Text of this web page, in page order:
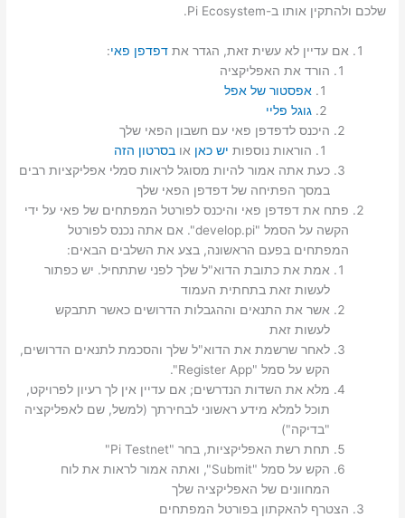
שלכם ולהתקין אותו ב-Pi Ecosystem.
אם עדיין לא עשית זאת, הגדר אתדפדפן פאי:
הורד את האפליקציה
אפסטור של אפל
גוגל פליי
היכנס לדפדפן פאי עם חשבון הפאי שלך
הוראות נוספות יש כאן אובסרטון הזה
כעת אתה אמור להיות מסוגל לראות סמלי אפליקציות רבים
במסך הפתיחה של דפדפן הפאי שלך
פתח את דפדפן פאי והיכנס לפורטל המפתחים של פאי על ידי
הקשה על הסמל "develop.pi". אם אתה נכנס לפורטל
המפתחים בפעם הראשונה, בצע את השלבים הבאים:
אמת את כתובת הדוא"ל שלך לפני שתתחיל. יש כפתור
לעשות זאת בתחתית העמוד
אשר את התנאים וההגבלות הדרושים כאשר תתבקש
לעשות זאת
לאחר שרשמת את הדוא"ל שלך והסכמת לתנאים הדרושים,
הקש על סמל "Register App".
מלא את השדות הנדרשים; אם עדיין אין לך רעיון לפרויקט,
תוכל למלא מידע ראשוני לבחירתך (למשל, שם לאפליקציה
"בדיקה")
תחת רשת האפליקציות, בחר "Pi Testnet"
הקש על סמל "Submit", ואתה אמור לראות את לוח
המחוונים של האפליקציה שלך
הצטרף להאקתון בפורטל המפתחים